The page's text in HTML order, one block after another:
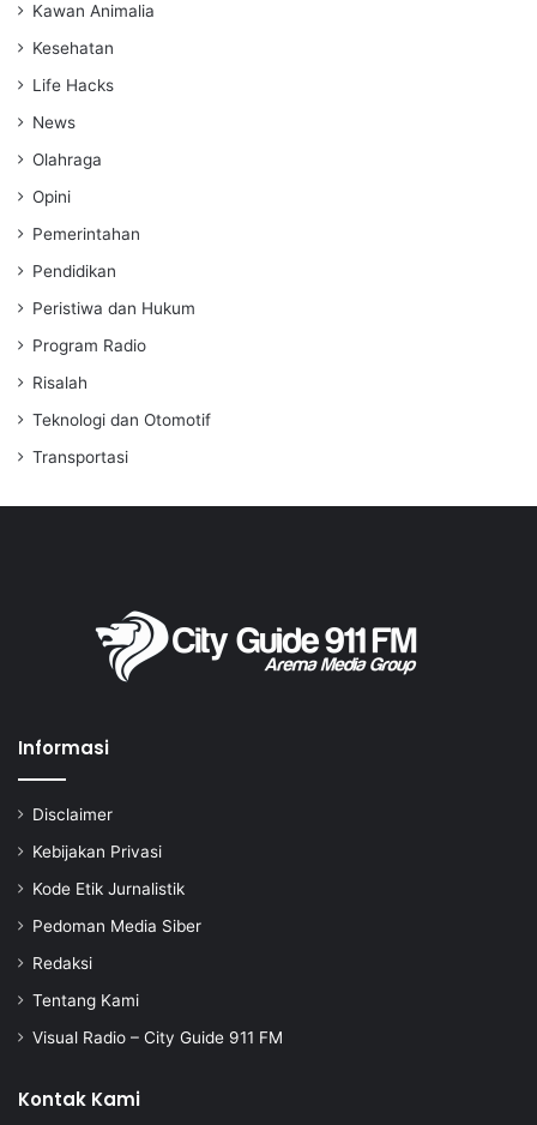
Kawan Animalia
Kesehatan
Life Hacks
News
Olahraga
Opini
Pemerintahan
Pendidikan
Peristiwa dan Hukum
Program Radio
Risalah
Teknologi dan Otomotif
Transportasi
Informasi
Disclaimer
Kebijakan Privasi
Kode Etik Jurnalistik
Pedoman Media Siber
Redaksi
Tentang Kami
Visual Radio – City Guide 911 FM
Kontak Kami